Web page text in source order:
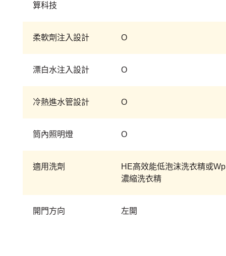
算科技
柔軟劑注入設計 O
漂白水注入設計 O
冷熱進水管設計 O
筒內照明燈 O
適用洗劑
HE高效能低泡沫洗衣精或
濃縮洗衣精
開門方向 左開